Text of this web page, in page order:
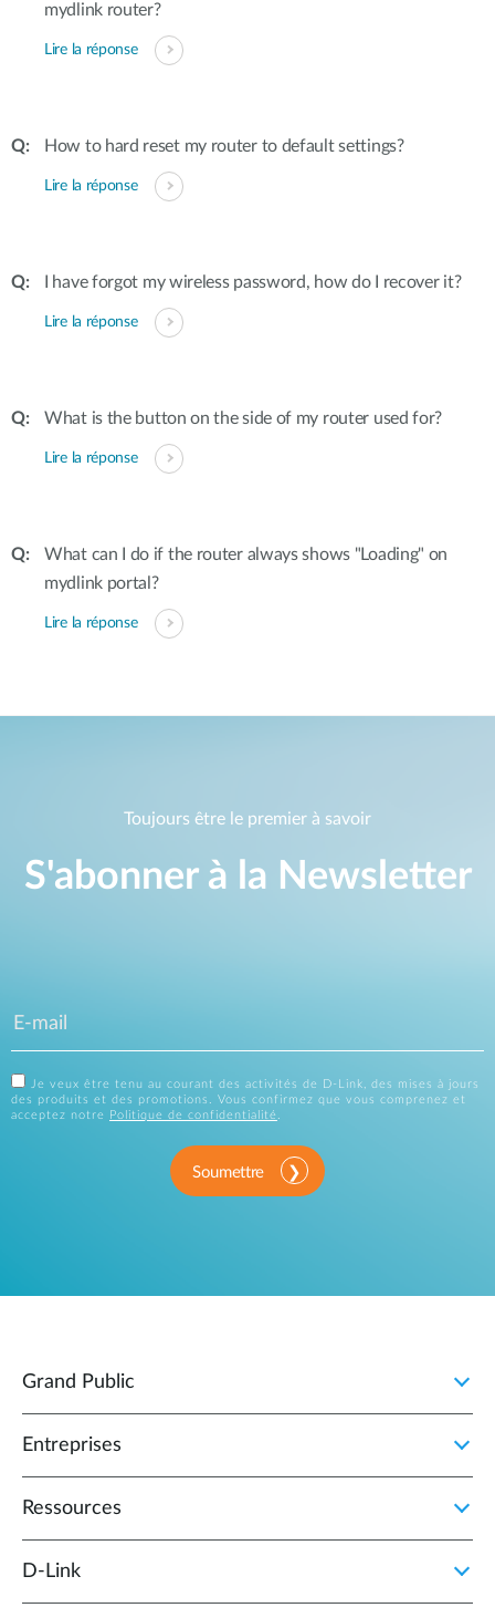
mydlink router?
Lire la réponse
How to hard reset my router to default settings?
Lire la réponse
I have forgot my wireless password, how do I recover it?
Lire la réponse
What is the button on the side of my router used for?
Lire la réponse
What can I do if the router always shows "Loading" on
mydlink portal?
Lire la réponse
Toujours être le premier à savoir
S'abonner à la Newsletter
Je veux être tenu au courant des activités de D-Link, des mises à jours
des produits et des promotions. Vous confirmez que vous comprenez et
acceptez notre
Politique de confidentialité.
Soumettre
Grand Public
Entreprises
Ressources
D‑Link